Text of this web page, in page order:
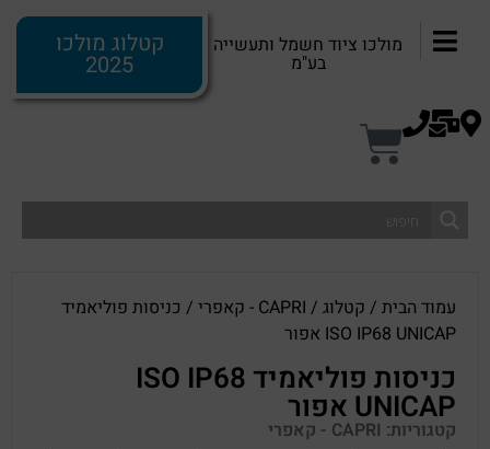
מולכו ציוד חשמל ותעשייה
בע"מ
קטלוג מולכו
2025
עמוד הבית / קטלוג / CAPRI - קאפרי
/ כניסות פוליאמיד
ISO IP68 UNICAP אפור
כניסות פוליאמיד ISO IP68
UNICAP אפור
קטגוריות: CAPRI - קאפרי